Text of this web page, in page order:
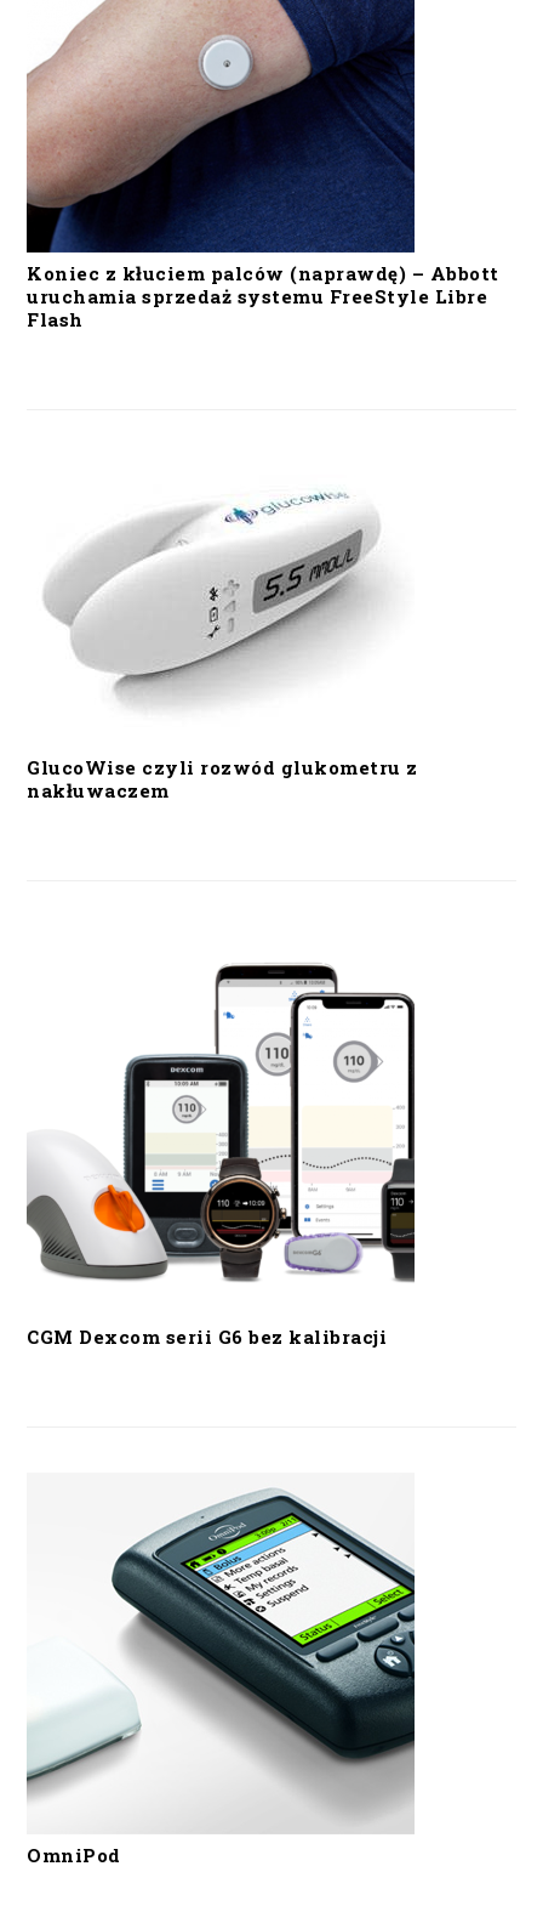
Koniec z kłuciem palców (naprawdę) – Abbott
uruchamia sprzedaż systemu FreeStyle Libre
Flash
GlucoWise czyli rozwód glukometru z
nakłuwaczem
CGM Dexcom serii G6 bez kalibracji
OmniPod